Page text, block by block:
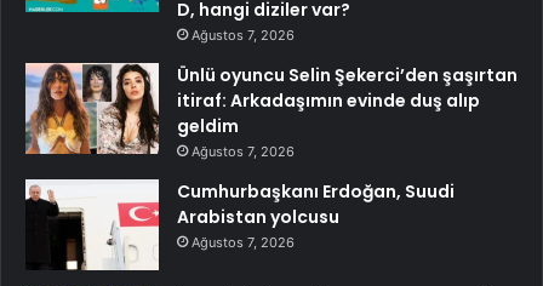
D, hangi diziler var?
Ağustos 7, 2026
Ünlü oyuncu Selin Şekerci’den şaşırtan
itiraf: Arkadaşımın evinde duş alıp
geldim
Ağustos 7, 2026
Cumhurbaşkanı Erdoğan, Suudi
Arabistan yolcusu
Ağustos 7, 2026